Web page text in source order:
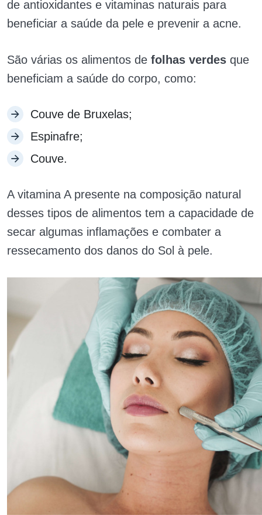
de antioxidantes e vitaminas naturais para
beneficiar a saúde da pele e prevenir a acne.
São várias os alimentos de folhas verdes que
beneficiam a saúde do corpo, como:
Couve de Bruxelas;
Espinafre;
Couve.
A vitamina A presente na composição natural
desses tipos de alimentos tem a capacidade de
secar algumas inflamações e combater a
ressecamento dos danos do Sol à pele.